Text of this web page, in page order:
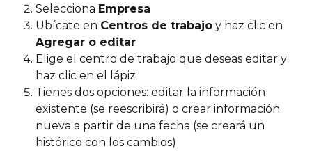
Selecciona Empresa
Ubícate en Centros de trabajo y haz clic en
Agregar o editar
Elige el centro de trabajo que deseas editar y
haz clic en el lápiz
Tienes dos opciones: editar la información
existente (se reescribirá) o crear información
nueva a partir de una fecha (se creará un
histórico con los cambios)